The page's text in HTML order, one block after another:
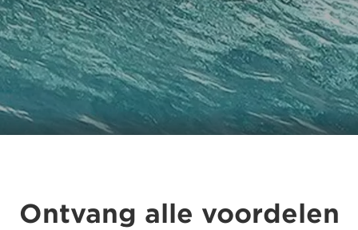
Ontvang alle voordelen